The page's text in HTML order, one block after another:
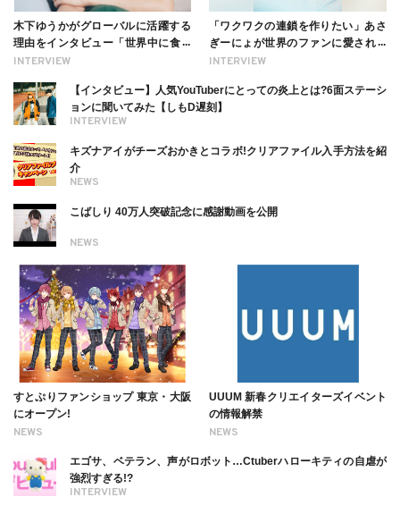
INTERVIEW
木下ゆうかがグローバルに活躍する
理由をインタビュー「世界中に食べ
る幸せを伝えたい」新事務所加入に
INTERVIEW
「ワクワクの連鎖を作りたい」あさ
ぎーにょが世界のファンに愛される
理由【インタビュー】
INTERVIEW
【インタビュー】人気YouTuberにとっての炎上とは?6面ステーシ
ョンに聞いてみた【しもD遅刻】
NEWS
キズナアイがチーズおかきとコラボ!クリアファイル入手方法を紹
介
NEWS
こばしり 40万人突破記念に感謝動画を公開
NEWS
すとぷりファンショップ 東京・大阪
にオープン!
NEWS
UUUM 新春クリエイターズイベント
の情報解禁
INTERVIEW
エゴサ、ベテラン、声がロボット…Ctuberハローキティの自虐が
強烈すぎる!?